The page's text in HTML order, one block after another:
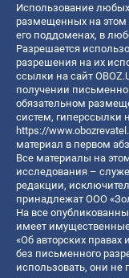
Использование
размещенных на этом
его поддоменах, в
Разрешается
разрешения на их
ссылки на сайт
получении
обязательном
систем, гиперссылки
https://
материал в первом
Все материалы на
исследования –
редакции,
принадлежат ООО
На все
имеет
«Об авторских
без письменного
использовать, они